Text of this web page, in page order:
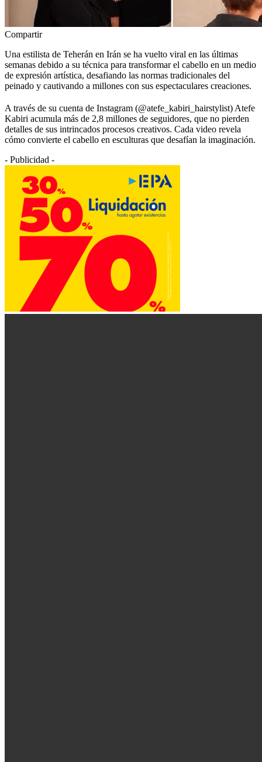
Compartir
Una estilista de Teherán en Irán se ha vuelto viral en las últimas
semanas debido a su técnica para transformar el cabello en un medio
de expresión artística, desafiando las normas tradicionales del
peinado y cautivando a millones con sus espectaculares creaciones.
A través de su cuenta de Instagram (@atefe_kabiri_hairstylist) Atefe
Kabiri acumula más de 2,8 millones de seguidores, que no pierden
detalles de sus intrincados procesos creativos. Cada video revela
cómo convierte el cabello en esculturas que desafían la imaginación.
- Publicidad -